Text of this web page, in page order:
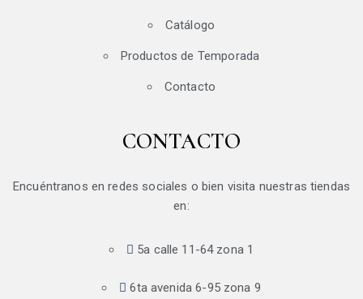
Catálogo
Productos de Temporada
Contacto
CONTACTO
Encuéntranos en redes sociales o bien visita nuestras tiendas
en:
5a calle 11-64 zona 1
6ta avenida 6-95 zona 9